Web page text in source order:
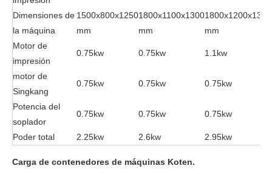
Dimensiones de
la máquina
1500x800x1250
mm
1800x1100x1300
mm
1800x1200x1300
mm
Motor de
impresión
0.75kw 0.75kw 1.1kw
motor de
Singkang
0.75kw 0.75kw 0.75kw
Potencia del
soplador
0.75kw 0.75kw 0.75kw
Poder total 2.25kw 2.6kw 2.95kw
Carga de contenedores de máquinas Koten.